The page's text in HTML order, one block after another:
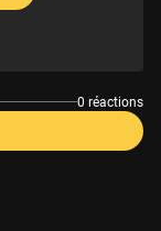
0 réactions